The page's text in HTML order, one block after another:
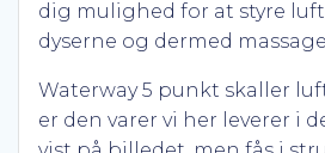
dig mulighed for at styre
dyserne og dermed
Waterway 5 punkt skaller
er den varer vi her leverer i